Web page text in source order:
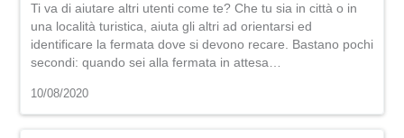
Ti va di aiutare altri utenti come te? Che tu sia in città o in
una località turistica, aiuta gli altri ad orientarsi ed
identificare la fermata dove si devono recare. Bastano pochi
secondi: quando sei alla fermata in attesa…
10/08/2020